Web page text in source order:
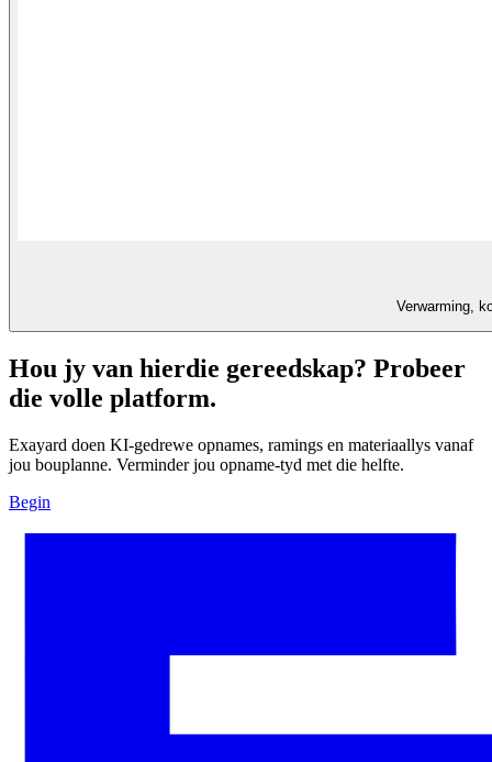
Verwarming,
Hou jy van hierdie gereedskap? Probeer
die volle platform.
Exayard doen KI-gedrewe opnames, ramings en materiaallys vanaf
jou bouplanne. Verminder jou opname-tyd met die helfte.
Begin